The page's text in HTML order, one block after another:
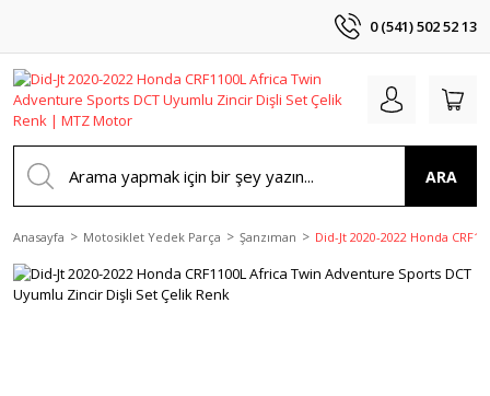
0 (541) 502 52 13
ARA
Anasayfa Motosiklet Yedek Parça Şanzıman Did-Jt 2020-2022 Honda